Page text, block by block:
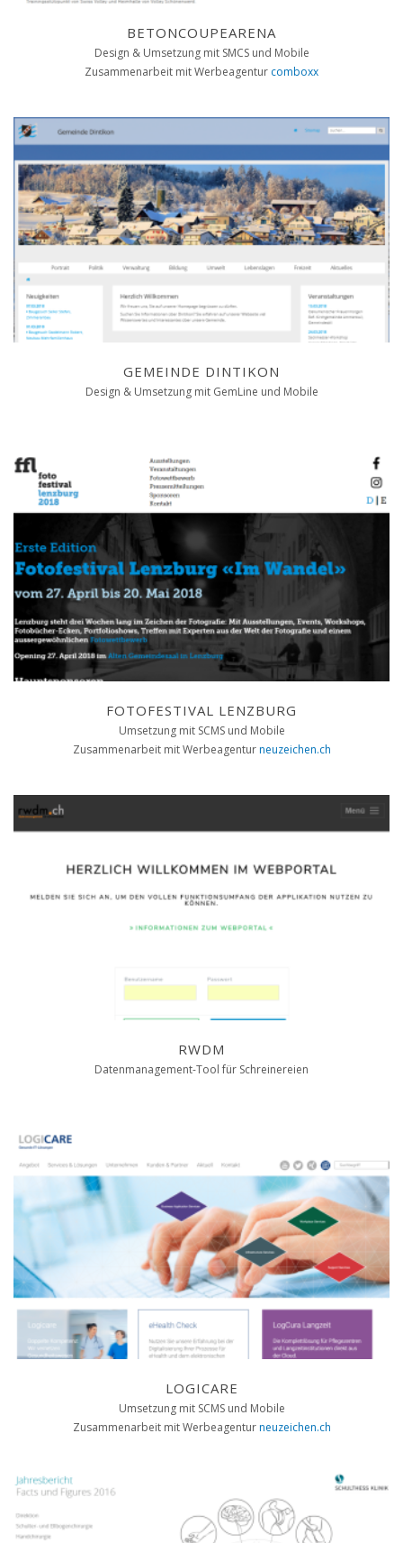
BETONCOUPEARENA
Design & Umsetzung mit SMCS und Mobile
Zusammenarbeit mit Werbeagentur comboxx
GEMEINDE DINTIKON
Design & Umsetzung mit GemLine und Mobile
FOTOFESTIVAL LENZBURG
Umsetzung mit SCMS und Mobile
Zusammenarbeit mit Werbeagenturneuzeichen.ch
RWDM
Datenmanagement-Tool für Schreinereien
LOGICARE
Umsetzung mit SCMS und Mobile
Zusammenarbeit mit Werbeagenturneuzeichen.ch